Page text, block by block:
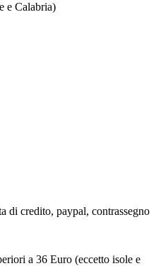
e Calabria)
di credito, paypal, contrassegno
a 36 Euro (eccetto isole e